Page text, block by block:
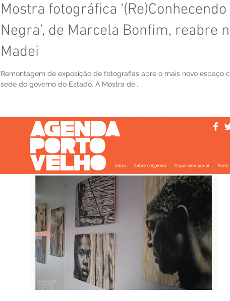
Mostra fotográfica
Negra’, de Marcela Bonfim, reabre
Madei
Remontagem de exposição de fotografias abre o mais novo espaço
sede do governo do Estado. A Mostra de...